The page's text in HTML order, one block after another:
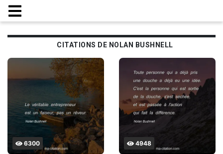
CITATIONS DE NOLAN BUSHNELL
6300 4948